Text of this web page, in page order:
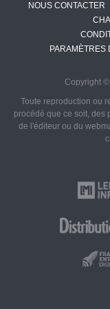
NOUS CONTACTER
PARAMÈTRES
Copyright
Toute reproduction ou
procédé que ce soit, des
de l'éditeur ou du